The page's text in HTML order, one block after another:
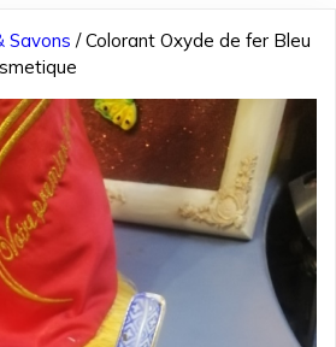
Savons / Colorant Oxyde de fer Bleu